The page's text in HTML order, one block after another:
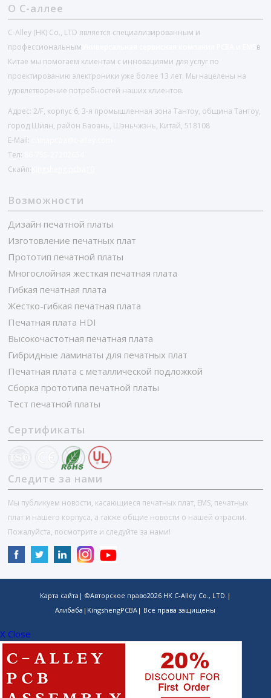
О С-аллее
C-Alley (HK) Co., LTD является специализированным и
профессиональным
в
Китае мы помогаем клиентам с инновациями для услуг по
проектированию электроники уже более 13 лет. Мы нацелены на
удовлетворение потребностей наших клиентов.
Адрес: 2/F, корпус 6, 3-я промышленная зона Тантоу, община Тантоу,
город Шиян, район Баоань, Шэньчжэнь, Китай, 518108
E-Mail:
Тел:
Скайп:
Возможности
Дизайн печатной платы
Изготовление печатных плат
Прототип печатной платы
Многослойная жесткая печатная плата
Гибкая печатная плата
Жестко-гибкая печатная плата
Печатная плата HDI
Высокочастотная печатная плата
Гибридные ламинаты для печатных плат
Печатная плата с металлической подложкой
Сборка прототипа печатной платы
Тест печатной платы
Сертификаты
Следите за нами
Мы публикуем новости, касающиеся печатных плат, EMS, печатных
плат и нашего корпуса, а также общие новости о нашей отрасли.
Пожалуйста, посмотрите и следуйте за нами!
Карта сайта | ©Авторское право2026 HK C-Alley Co., LTD. |
Алибаба | KingshengPCBA | Все права защищены
X Close